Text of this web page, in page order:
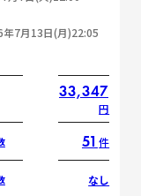
年7月13日(月)22:05
33,347
円
51 件
なし